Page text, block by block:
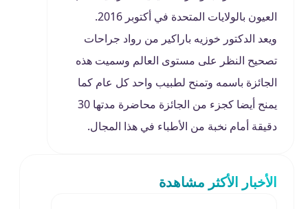
العيون بالولايات المتحدة في أكتوبر 2016.
ويعد الدكتور خوزيه باراكير من رواد جراحات
تصحيح النظر على مستوى العالم وسميت هذه
الجائزة باسمه وتمنح لطبيب واحد كل عام كما
يمنح أيضا كجزء من الجائزة محاضرة مدتها 30
دقيقة أمام نخبة من الأطباء في هذا المجال.
الأخبار الأكثر مشاهدة